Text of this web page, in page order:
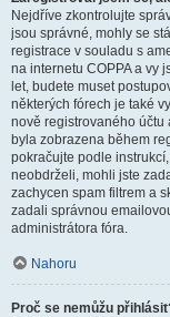
Nejdříve zkontrolujte
jsou správné, mohly se
registrace v souladu s
na internetu COPPA a vy
let, budete muset
některých fórech je také
nově registrovaného účtu
byla zobrazena během
pokračujte podle
neobdrželi, mohli jste
zachycen spam filtrem a
zadali správnou
administrátora fóra.
Nahoru
Proč se nemůžu